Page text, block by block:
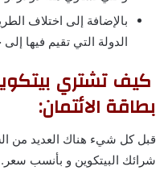
بالإضافة إلى اختلاف
الدولة التي تقيم فيها
كيف تشتري
بطاقة الائتمان:
قبل كل شيء هناك العديد من
شرائك البيتكوين و بأنسب سعر.